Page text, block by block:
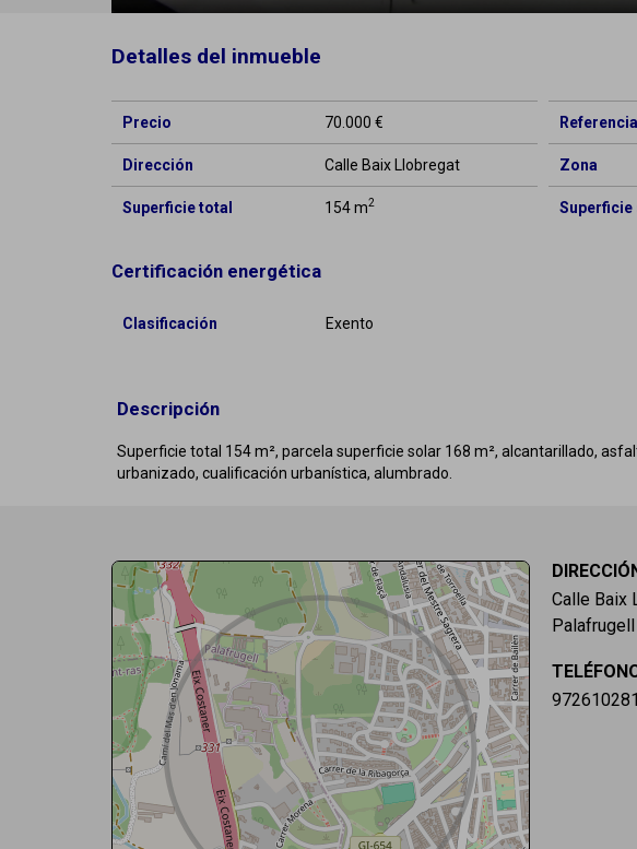
Detalles del inmueble
Precio 70.000 € Referencia
Dirección Calle Baix Llobregat Zona
Superficie total 154 m2 Superficie
Certificación energética
Clasificación Exento
Descripción
Superficie total 154 m², parcela superficie solar 168 m², alcantarillado,
urbanizado, cualificación urbanística, alumbrado.
Calle Baix
972610281